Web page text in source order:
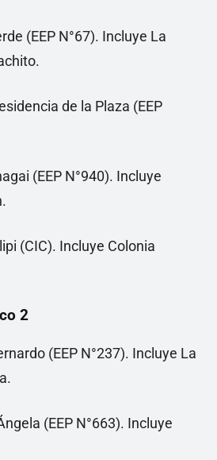
(EEP N°67). Incluye La
de la Plaza (EEP
(EEP N°940). Incluye
(CIC). Incluye Colonia
2
(EEP N°237). Incluye La
(EEP N°663). Incluye